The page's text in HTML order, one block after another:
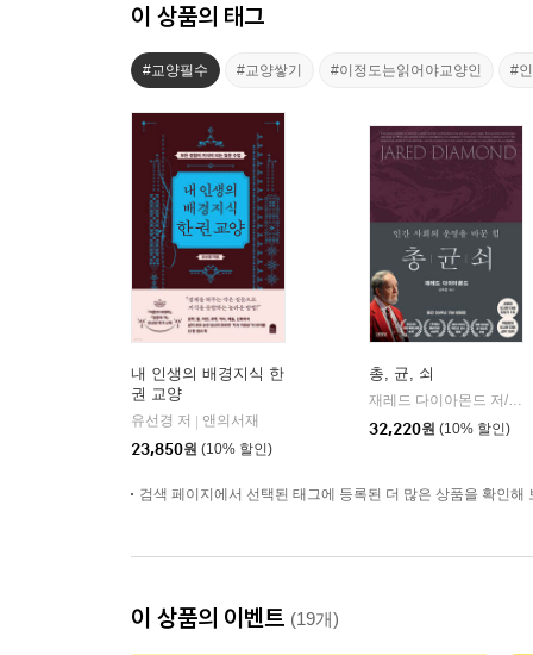
이 상품의 태그
#교양필수 #교양쌓기 #이정도는읽어야교양인 #
내 인생의 배경지식 한
권 교양
유선경 저
앤의서재
23,850원 (10% 할인)
총, 균, 쇠
재레드 다이아몬드 저/강주헌 역
32,220원 (10% 할인)
검색 페이지에서 선택된 태그에 등록된 더 많은 상품을 확인해
이 상품의 이벤트 (19개)